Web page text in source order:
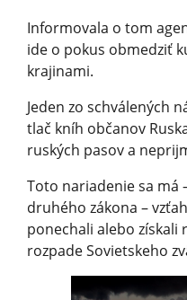
Informovala o tom
ide o pokus obmedziť
krajinami.
Jeden zo schválených
tlač kníh občanov
ruských pasov a
Toto nariadenie sa má
druhého zákona –
ponechali alebo získali
rozpade Sovietskeho